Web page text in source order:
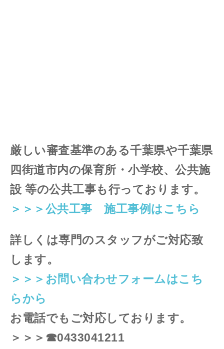
厳しい審査基準のある千葉県や千葉県
四街道市内の保育所・小学校、公共施
設 等の公共工事も行っております。
＞＞＞公共工事 施工事例はこちら
詳しくは専門のスタッフがご対応致
します。
＞＞＞お問い合わせフォームはこち
らから
お電話でもご対応しております。
＞＞＞☎0433041211